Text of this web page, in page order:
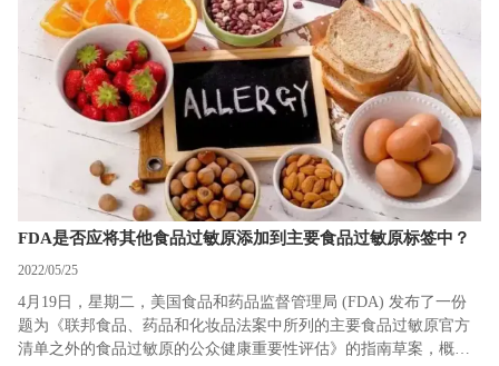
FDA是否应将其他食品过敏原添加到主要食品过敏原标签中？
2022/05/25
4月19日，星期二，美国食品和药品监督管理局 (FDA) 发布了一份
题为《联邦食品、药品和化妆品法案中所列的主要食品过敏原官方
清单之外的食品过敏原的公众健康重要性评估》的指南草案，概述